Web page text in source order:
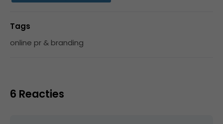
Tags
online pr & branding
6 Reacties